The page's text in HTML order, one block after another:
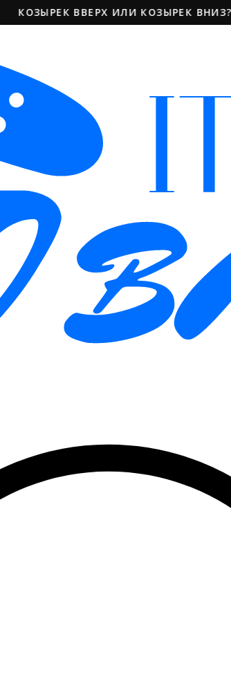
КОЗЫРЕК ВВЕРХ ИЛИ КОЗЫРЕК ВНИЗ?